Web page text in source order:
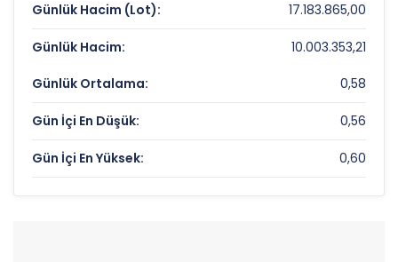
Günlük Hacim (Lot): 17.183.865,00
Günlük Hacim: 10.003.353,21
Günlük Ortalama: 0,58
Gün İçi En Düşük: 0,56
Gün İçi En Yüksek: 0,60